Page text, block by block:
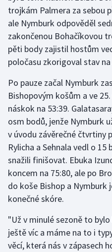
Stolní tenis
Triatlon
Veslování
Vodní slalom
Volejbal
Ostatní
trojkám Palmera za sebou
ale Nymburk odpověděl
zakončenou Bohačíkovou
pěti body zajistil hostům
poločasu zkorigoval stav na
Po pauze začal Nymburk
Bishopovým košům a ve
náskok na 53:39.
osm bodů, jenže Nymburk
v úvodu závěrečné čtvrtiny
Rylicha a Sehnala vedl o
snažili finišovat. Ebuka
koncem na 75:80, ale po
do koše Bishop a Nymburk
konečné skóre.
"Už v minulé sezoně to
ještě víc a máme na to i
věcí, která nás v zápasech